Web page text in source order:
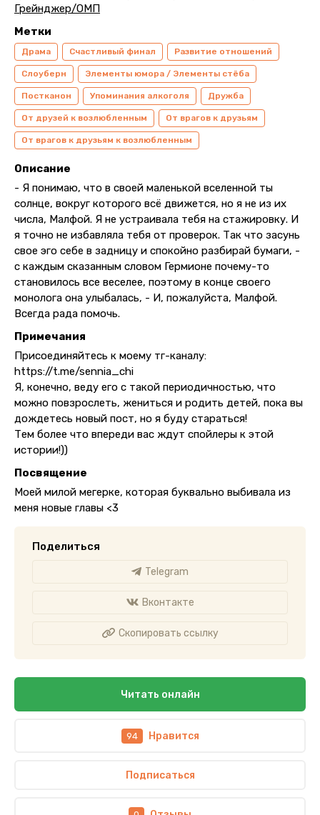
Грейнджер/ОМП
Метки
Драма Счастливый финал Развитие отношений
Слоуберн Элементы юмора / Элементы стёба
Постканон Упоминания алкоголя Дружба
От друзей к возлюбленным От врагов к друзьям
От врагов к друзьям к возлюбленным
Описание
- Я понимаю, что в своей маленькой вселенной ты
солнце, вокруг которого всё движется, но я не из их
числа, Малфой. Я не устраивала тебя на стажировку. И
я точно не избавляла тебя от проверок. Так что засунь
свое эго себе в задницу и спокойно разбирай бумаги, -
с каждым сказанным словом Гермионе почему-то
становилось все веселее, поэтому в конце своего
монолога она улыбалась, - И, пожалуйста, Малфой.
Всегда рада помочь.
Примечания
Присоединяйтесь к моему тг-каналу:
https://t.me/sennia_chi
Я, конечно, веду его с такой периодичностью, что
можно повзрослеть, жениться и родить детей, пока вы
дождетесь новый пост, но я буду стараться!
Тем более что впереди вас ждут спойлеры к этой
истории!))
Посвящение
Моей милой мегерке, которая буквально выбивала из
меня новые главы <3
Поделиться
Telegram
Вконтакте
Скопировать ссылку
Читать онлайн
94 Нравится
Подписаться